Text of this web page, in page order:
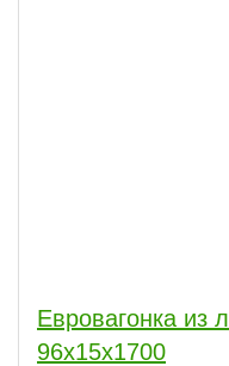
Евровагонка из
96x15x1700